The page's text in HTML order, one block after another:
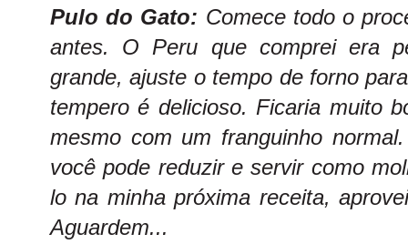
Pulo do Gato: Comece todo o
antes. O Peru que comprei era
grande, ajuste o tempo de forno
tempero é delicioso. Ficaria muito
mesmo com um franguinho
você pode reduzir e servir como
lo na minha próxima receita,
Aguardem...